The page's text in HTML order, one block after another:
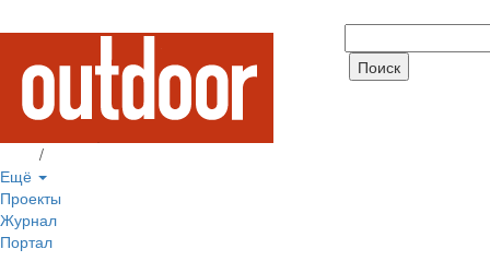
/
Ещё
Проекты
Журнал
Портал